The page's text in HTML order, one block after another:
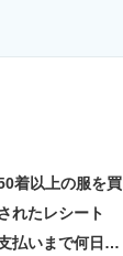
着以上の服を買
れたレシート
いまで何日か